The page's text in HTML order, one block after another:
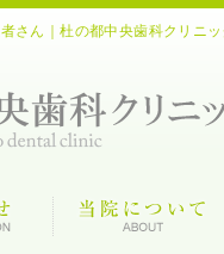
さん｜杜の都中央歯科クリニ